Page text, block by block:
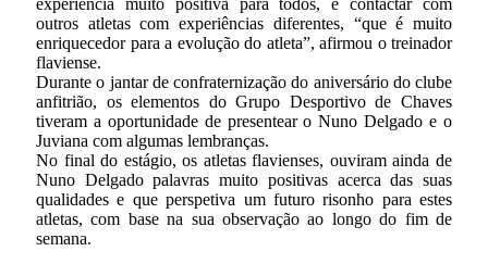
outros atletas com experiências diferentes, “que é muito
enriquecedor para a evolução do atleta”, afirmou o treinador
flaviense.
Durante o jantar de confraternização do aniversário do clube
anfitrião, os elementos do Grupo Desportivo de Chaves
tiveram a oportunidade de presentear o Nuno Delgado e o
Juviana com algumas lembranças.
No final do estágio, os atletas flavienses, ouviram ainda de
Nuno Delgado palavras muito positivas acerca das suas
qualidades e que perspetiva um futuro risonho para estes
atletas, com base na sua observação ao longo do fim de
semana.